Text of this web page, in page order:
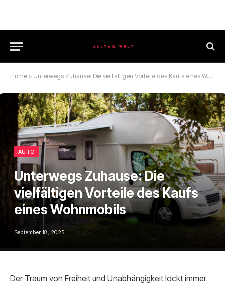
Home » Unterwegs Zuhause: Die vielfältigen Vorteile des Kaufs eines Wohnmobils
AUTO
Unterwegs Zuhause: Die
vielfältigen Vorteile des Kaufs
eines Wohnmobils
September 18, 2025
Der Traum von Freiheit und Unabhängigkeit lockt immer